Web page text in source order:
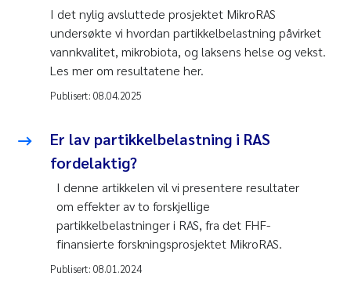
I det nylig avsluttede prosjektet MikroRAS
undersøkte vi hvordan partikkelbelastning påvirket
vannkvalitet, mikrobiota, og laksens helse og vekst.
Les mer om resultatene her.
Publisert: 08.04.2025
Er lav partikkelbelastning i RAS
fordelaktig?
I denne artikkelen vil vi presentere resultater
om effekter av to forskjellige
partikkelbelastninger i RAS, fra det FHF-
finansierte forskningsprosjektet MikroRAS.
Publisert: 08.01.2024